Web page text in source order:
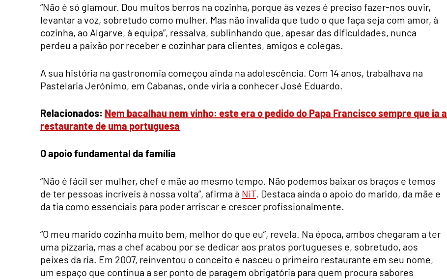
“Não é só glamour. Dou muitos berros na cozinha, porque às vezes é preciso fazer-nos ouvir,
levantar a voz, sobretudo como mulher. Mas não invalida que tudo o que faça seja com amor, à
cozinha, ao Algarve, à equipa”, ressalva, sublinhando que, apesar das dificuldades, nunca
perdeu a paixão por receber e cozinhar para clientes, amigos e colegas.
A sua história na gastronomia começou ainda na adolescência. Com 14 anos, trabalhava na
Pastelaria Jerónimo, em Cabanas, onde viria a conhecer José Eduardo.
Relacionados: Nem bacalhau nem vinho: este era o pedido do Papa Francisco sempre que ia a
restaurante de uma portuguesa
O apoio fundamental da família
“Não é fácil ser mulher, chef e mãe ao mesmo tempo. Não podemos baixar os braços e temos
de ter pessoas incríveis à nossa volta”, afirma à NiT. Destaca ainda o apoio do marido, da mãe e
da tia como essenciais para poder arriscar e crescer profissionalmente.
“O meu marido cozinha muito bem, melhor do que eu”, revela. Na época, ambos chegaram a ter
uma pizzaria, mas a chef acabou por se dedicar aos pratos portugueses e, sobretudo, aos
peixes da ria. Em 2007, reinventou o conceito e nasceu o primeiro restaurante em seu nome,
um espaço que continua a ser ponto de paragem obrigatória para quem procura sabores